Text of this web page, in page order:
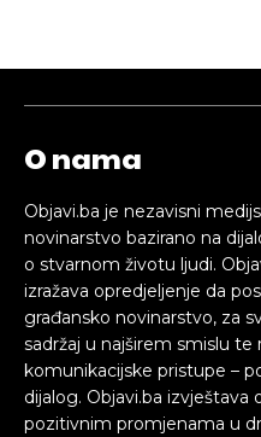
O nama
Objavi.ba je nezavisni
novinarstvo bazirano na
o stvarnom životu ljudi.
izražava opredjeljenje da
građansko novinarstvo, za
sadržaj u najširem smislu te
komunikacijske pristupe –
dijalog. Objavi.ba
pozitivnim promjenama u